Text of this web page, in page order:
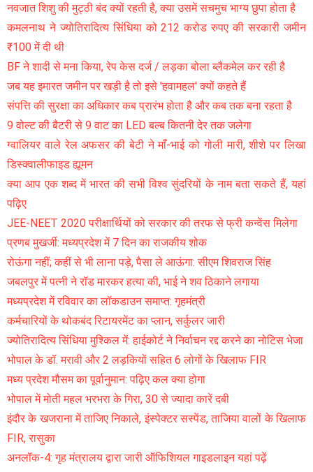
नवजात शिशु की मुट्ठी बंद क्यों रहती है, क्या उसमें सचमुच भाग्य छुपा होता है
कमलनाथ ने ज्योतिरादित्य सिंधिया को 212 करोड रुपए की सरकारी जमीन
₹100 में दी थी
BF ने शादी से मना किया, रेप केस दर्ज / लड़का बोला ब्लैकमेल कर रही है
जब यह इमारत जमीन पर खड़ी है तो इसे 'हवामहल' क्यों कहते हैं
संपत्ति की सुरक्षा का अधिकार कब प्रारंभ होता है और कब तक बना रहता है
9 वोल्ट की बैटरी से 9 वाट का LED बल्ब कितनी देर तक जलेगा
ग्वालियर वाले रेल अफसर की बेटी ने माँ-भाई को गोली मारी, शीशे पर लिखा
डिस्क्वालीफाइड ह्यूमन
क्या आप एक शब्द में भारत की सभी विश्व सुंदरियों के नाम बता सकते हैं, यहां
पढ़िए
JEE-NEET 2020 परीक्षार्थियों को सरकार की तरफ से फ्री कन्वेंस मिलेगा
प्रणब मुखर्जी: मध्यप्रदेश में 7 दिन का राजकीय शोक
रोऊंगा नहीं; कहीं से भी लाना पड़े, पैसा ले आऊंगा: सीएम शिवराज सिंह
जबलपुर में पत्नी ने रॉड मारकर हत्या की, भाई ने शव ठिकाने लगाया
मध्यप्रदेश में रविवार का लॉकडाउन समाप्त: गृहमंत्री
कर्मचारियों के थोकबंद रिटायरमेंट का प्लान, सर्कुलर जारी
ज्योतिरादित्य सिंधिया मुश्किल में: हाईकोर्ट ने निर्वाचन रद्द करने का नोटिस भेजा
भोपाल के डॉ. मरावी और 2 लड़कियों सहित 6 लोगों के खिलाफ FIR
मध्य प्रदेश मौसम का पूर्वानुमान: पढ़िए कल क्या होगा
भोपाल में मोती महल भरभरा के गिरा, 30 से ज्यादा कारें दबी
इंदौर के खजराना में ताजिए निकाले, इंस्पेक्टर सस्पेंड, ताजिया वालों के खिलाफ
FIR, रासुका
अनलॉक-4: गृह मंत्रालय द्वारा जारी ऑफिशियल गाइडलाइन यहां पढ़ें